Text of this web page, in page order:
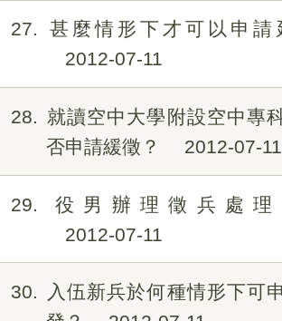
27
甚麼情形下才可以申請
2012-07-11
28
就讀空中大學附設空中專
否申請緩徵？
2012-07-11
29
役男辦理徵兵處理
2012-07-11
30
入伍新兵於何種情形下可